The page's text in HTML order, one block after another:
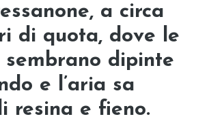
a circa
di quota, dove le
dipinte
e l’aria sa
resina e fieno.